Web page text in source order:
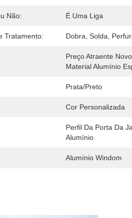
Não: É Uma Liga
Tratamento: Dobra, Solda,
Preço Atraente
Material Alumínio
Prata/preto
Cor Personalizada
Perfil Da Porta Da
Alumínio
Alumínio Windom